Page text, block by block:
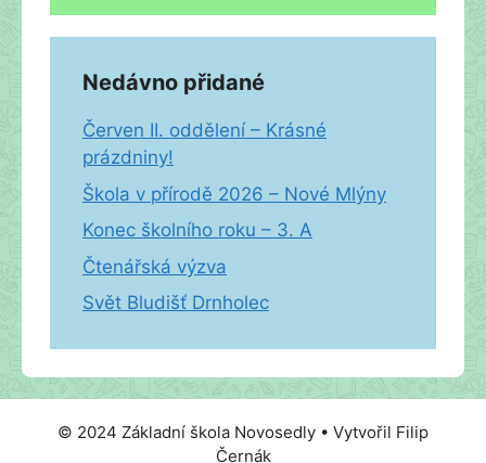
Nedávno přidané
Červen II. oddělení – Krásné
prázdniny!
Škola v přírodě 2026 – Nové Mlýny
Konec školního roku – 3. A
Čtenářská výzva
Svět Bludišť Drnholec
© 2024 Základní škola Novosedly • Vytvořil Filip
Černák